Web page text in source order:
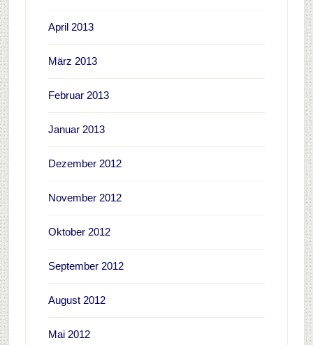
April 2013
März 2013
Februar 2013
Januar 2013
Dezember 2012
November 2012
Oktober 2012
September 2012
August 2012
Mai 2012